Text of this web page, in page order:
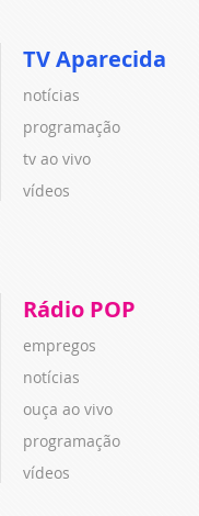
TV Aparecida
notícias
programação
tv ao vivo
vídeos
Rádio POP
empregos
notícias
ouça ao vivo
programação
vídeos